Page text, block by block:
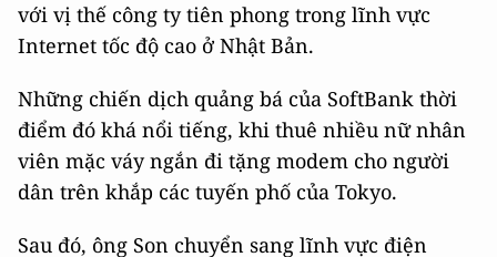
với vị thế công ty tiên phong trong lĩnh vực
Internet tốc độ cao ở Nhật Bản.
Những chiến dịch quảng bá của SoftBank thời
điểm đó khá nổi tiếng, khi thuê nhiều nữ nhân
viên mặc váy ngắn đi tặng modem cho người
dân trên khắp các tuyến phố của Tokyo.
Sau đó, ông Son chuyển sang lĩnh vực điện